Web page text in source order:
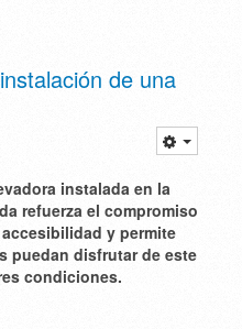
de una
instalada en la
refuerza el compromiso
y permite
puedan disfrutar de este
condiciones.